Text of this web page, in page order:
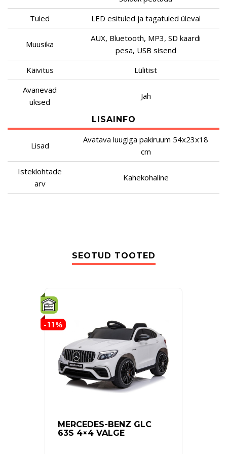
Tuled
LED esituled ja tagatuled üleval
Muusika
AUX, Bluetooth, MP3, SD kaardi
pesa, USB sisend
Käivitus
Lülitist
Avanevad
uksed
Jah
LISAINFO
Lisad
Avatava luugiga pakiruum 54x23x18
cm
Isteklohtade
arv
Kahekohaline
SEOTUD TOOTED
-11%
MERCEDES-BENZ GLC
63S 4×4 VALGE